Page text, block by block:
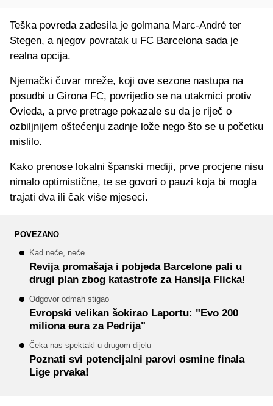
Teška povreda zadesila je golmana Marc-André ter
Stegen, a njegov povratak u FC Barcelona sada je
realna opcija.
Njemački čuvar mreže, koji ove sezone nastupa na
posudbi u Girona FC, povrijedio se na utakmici protiv
Ovieda, a prve pretrage pokazale su da je riječ o
ozbiljnijem oštećenju zadnje lože nego što se u početku
mislilo.
Kako prenose lokalni španski mediji, prve procjene nisu
nimalo optimistične, te se govori o pauzi koja bi mogla
trajati dva ili čak više mjeseci.
POVEZANO
Kad neće, neće
Revija promašaja i pobjeda Barcelone pali u
drugi plan zbog katastrofe za Hansija Flicka!
Odgovor odmah stigao
Evropski velikan šokirao Laportu: "Evo 200
miliona eura za Pedrija"
Čeka nas spektakl u drugom dijelu
Poznati svi potencijalni parovi osmine finala
Lige prvaka!